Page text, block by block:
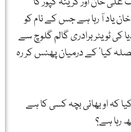
خان یاد آ رہا ہے جس کے نام کو
کی ٹویٹر برادری گالم گلوچ سے
کیا’ کے درمیان پھنس کر رہ
کہ او بھائی بچہ کسی کا ہے
رہا ہے؟